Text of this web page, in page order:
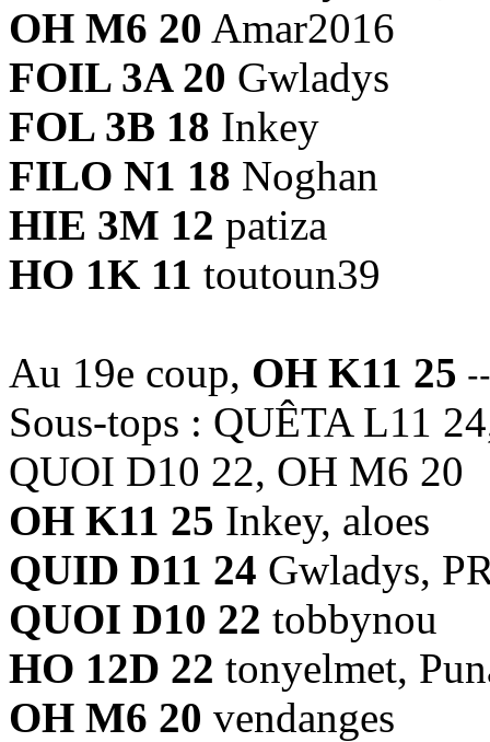
OH M6 20 Amar2016
FOIL 3A 20 Gwladys
FOL 3B 18 Inkey
FILO N1 18 Noghan
HIE 3M 12 patiza
HO 1K 11 toutoun39
Au 19e coup, OH K11 25
Sous-tops : QUÊTA L11
QUOI D10 22, OH M6 20
OH K11 25 Inkey, aloes
QUID D11 24 Gwladys,
QUOI D10 22 tobbynou
HO 12D 22 tonyelmet,
OH M6 20 vendanges